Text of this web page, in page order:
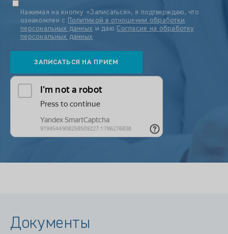
Нажимая на кнопку «Записаться», я подтверждаю, что
ознакомлен с
Политикой в отношении обработки
персональных данных и даю Согласие на обработку
персональных данных
Документы